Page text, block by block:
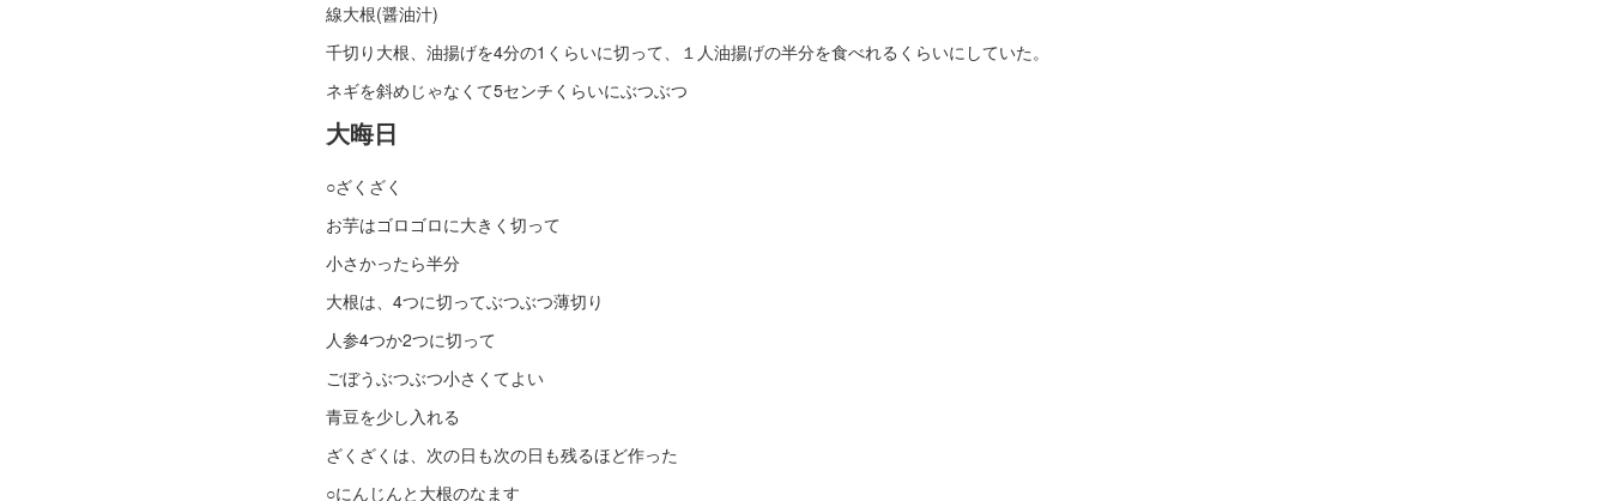
線大根(醤油汁)
千切り大根、油揚げを4分の1くらいに切って、１人油揚げの半分を食べれるくらいにしていた。
ネギを斜めじゃなくて5センチくらいにぶつぶつ
大晦日
○ざくざく
お芋はゴロゴロに大きく切って
小さかったら半分
大根は、4つに切ってぶつぶつ薄切り
人参4つか2つに切って
ごぼうぶつぶつ小さくてよい
青豆を少し入れる
ざくざくは、次の日も次の日も残るほど作った
○にんじんと大根のなます